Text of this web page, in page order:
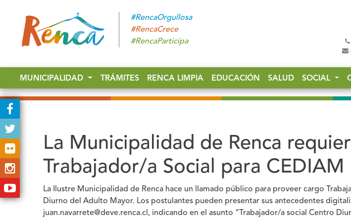
#RencaOrgullosa
#RencaCrece
#RencaParticipa
MUNICIPALIDAD TRÁMITES RENCA LIMPIA EDUCACIÓN SALUD SOCIAL
La Municipalidad de Renca
Trabajador/a Social para CEDIAM
La Ilustre Municipalidad de Renca hace un llamado público para proveer cargo
Diurno del Adulto Mayor. Los postulantes pueden presentar sus antecedentes
juan.navarrete@deve.renca.cl, indicando en el asunto “Trabajador/a social Centro